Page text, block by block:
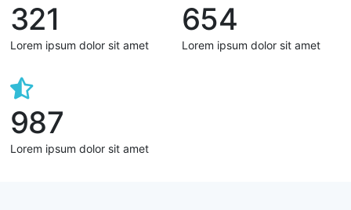
321
Lorem ipsum dolor sit amet
654
Lorem ipsum dolor sit amet
987
Lorem ipsum dolor sit amet